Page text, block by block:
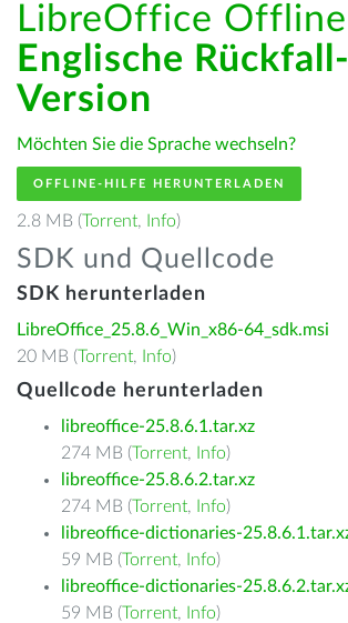
LibreOffice
Englische Rückfall-
Version
Möchten Sie die Sprache wechseln?
OFFLINE-HILFE HERUNTERLADEN
2.8 MB (Torrent, Info)
SDK und Quellcode
SDK herunterladen
LibreOffice_25.8.6_Win_x86-64_sdk.msi
20 MB (Torrent, Info)
Quellcode herunterladen
libreoffice-25.8.6.1.tar.xz
274 MB (Torrent, Info)
libreoffice-25.8.6.2.tar.xz
274 MB (Torrent, Info)
libreoffice-dictionaries-
59 MB (Torrent, Info)
libreoffice-dictionaries-
59 MB (Torrent, Info)